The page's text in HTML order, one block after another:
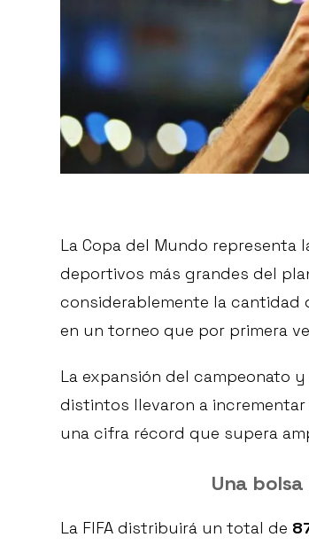
La Copa del Mundo representa
deportivos más grandes del
considerablemente la cantidad
en un torneo que por primera
La expansión del campeonato
distintos llevaron a
una cifra récord que supera
Una
La FIFA distribuirá un total de